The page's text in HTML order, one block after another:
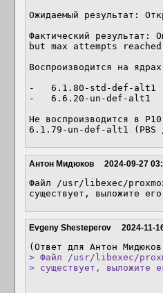
Ожидаемый результат:
Фактический результат:
but max attempts
Воcпроизводится на
-   6.1.80-std-def-alt1
-   6.6.20-un-def-alt1
Не воспроизводится в
6.1.79-un-def-alt1 (PBS
Антон Мидюков 2024-09-27
Файл /usr/libexec/
существует, выложите
Evgeny Shesteperov 2024-11-
(Ответ для Антон
> Файл /usr/libexec/
> существует, выложите